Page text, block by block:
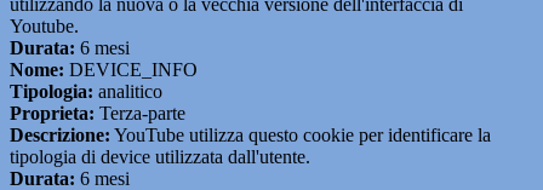
Youtube.
Durata: 6 mesi
Nome: DEVICE_INFO
Tipologia: analitico
Proprieta: Terza-parte
Descrizione: YouTube utilizza questo cookie per identificare la
tipologia di device utilizzata dall'utente.
Durata: 6 mesi